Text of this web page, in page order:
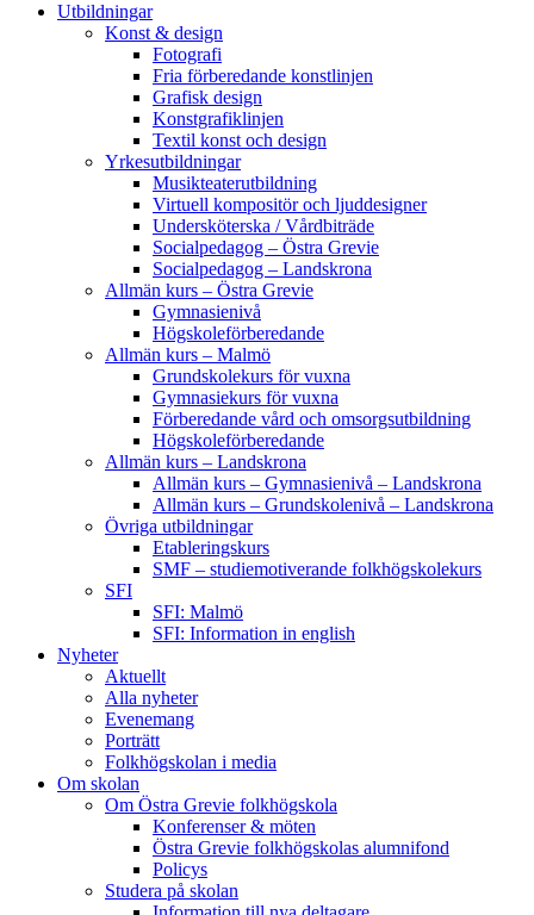
Utbildningar
Konst & design
Fotografi
Fria förberedande konstlinjen
Grafisk design
Konstgrafiklinjen
Textil konst och design
Yrkesutbildningar
Musikteaterutbildning
Virtuell kompositör och ljuddesigner
Undersköterska / Vårdbiträde
Socialpedagog – Östra Grevie
Socialpedagog – Landskrona
Allmän kurs – Östra Grevie
Gymnasienivå
Högskoleförberedande
Allmän kurs – Malmö
Grundskolekurs för vuxna
Gymnasiekurs för vuxna
Förberedande vård och omsorgsutbildning
Högskoleförberedande
Allmän kurs – Landskrona
Allmän kurs – Gymnasienivå – Landskrona
Allmän kurs – Grundskolenivå – Landskrona
Övriga utbildningar
Etableringskurs
SMF – studiemotiverande folkhögskolekurs
SFI
SFI: Malmö
SFI: Information in english
Nyheter
Aktuellt
Alla nyheter
Evenemang
Porträtt
Folkhögskolan i media
Om skolan
Om Östra Grevie folkhögskola
Konferenser & möten
Östra Grevie folkhögskolas alumnifond
Policys
Studera på skolan